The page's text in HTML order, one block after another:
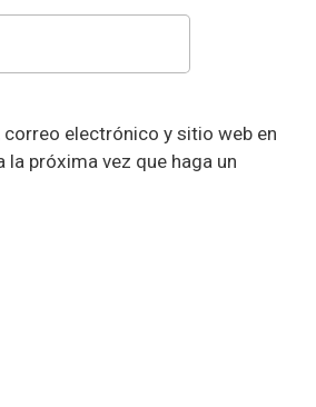
correo electrónico y sitio web en
la próxima vez que haga un